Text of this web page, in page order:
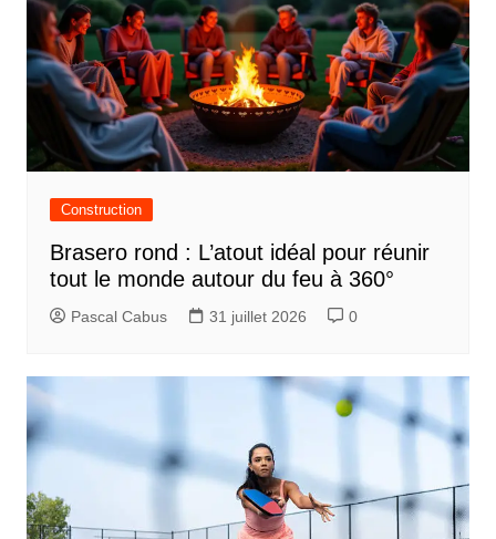
Construction
Brasero rond : L’atout idéal pour réunir
tout le monde autour du feu à 360°
Pascal Cabus 31 juillet 2026 0